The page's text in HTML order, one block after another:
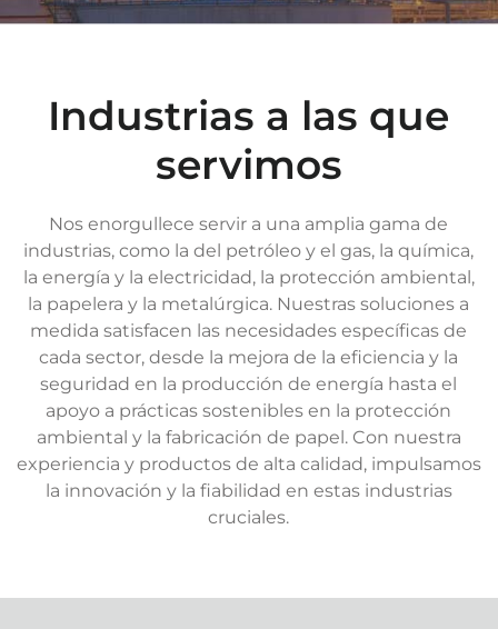
Industrias a las que
servimos
Nos enorgullece servir a una amplia gama de
industrias, como la del petróleo y el gas, la química,
la energía y la electricidad, la protección ambiental,
la papelera y la metalúrgica. Nuestras soluciones a
medida satisfacen las necesidades específicas de
cada sector, desde la mejora de la eficiencia y la
seguridad en la producción de energía hasta el
apoyo a prácticas sostenibles en la protección
ambiental y la fabricación de papel. Con nuestra
experiencia y productos de alta calidad, impulsamos
la innovación y la fiabilidad en estas industrias
cruciales.